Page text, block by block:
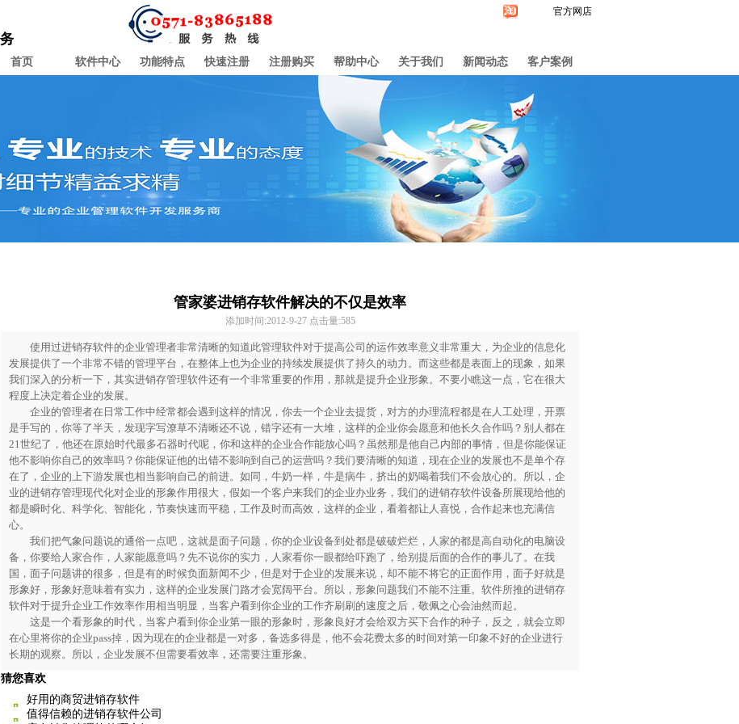
官方网店
首页 软件中心 功能特点 快速注册 注册购买 帮助中心 关于我们 新闻动态 客户案例
管家婆进销存软件解决的不仅是效率
添加时间:2012-9-27 点击量:585
使用过进销存软件的企业管理者非常清晰的知道此管理软件对于提高公司的运作效率意义非常重大，为企业的信息化
发展提供了一个非常不错的管理平台，在整体上也为企业的持续发展提供了持久的动力。而这些都是表面上的现象，如果
我们深入的分析一下，其实进销存管理软件还有一个非常重要的作用，那就是提升企业形象。不要小瞧这一点，它在很大
程度上决定着企业的发展。
企业的管理者在日常工作中经常都会遇到这样的情况，你去一个企业去提货，对方的办理流程都是在人工处理，开票
是手写的，你等了半天，发现字写潦草不清晰还不说，错字还有一大堆，这样的企业你会愿意和他长久合作吗？别人都在
21世纪了，他还在原始时代最多石器时代呢，你和这样的企业合作能放心吗？虽然那是他自己内部的事情，但是你能保证
他不影响你自己的效率吗？你能保证他的出错不影响到自己的运营吗？我们要清晰的知道，现在企业的发展也不是单个存
在了，企业的上下游发展也相当影响自己的前进。如同，牛奶一样，牛是病牛，挤出的奶喝着我们不会放心的。所以，企
业的进销存管理现代化对企业的形象作用很大，假如一个客户来我们的企业办业务，我们的进销存软件设备所展现给他的
都是瞬时化、科学化、智能化，节奏快速而平稳，工作及时而高效，这样的企业，看着都让人喜悦，合作起来也充满信
心。
我们把气象问题说的通俗一点吧，这就是面子问题，你的企业设备到处都是破破烂烂，人家的都是高自动化的电脑设
备，你要给人家合作，人家能愿意吗？先不说你的实力，人家看你一眼都给吓跑了，给别提后面的合作的事儿了。在我
国，面子问题讲的很多，但是有的时候负面新闻不少，但是对于企业的发展来说，却不能不将它的正面作用，面子好就是
形象好，形象好意味着有实力，这样的企业发展门路才会宽阔平台。所以，形象问题我们不能不注重。软件所推的进销存
软件对于提升企业工作效率作用相当明显，当客户看到你企业的工作齐刷刷的速度之后，敬佩之心会油然而起。
这是一个看形象的时代，当客户看到你企业第一眼的形象时，形象良好才会给双方买下合作的种子，反之，就会立即
在心里将你的企业pass掉，因为现在的企业都是一对多，备选多得是，他不会花费太多的时间对第一印象不好的企业进行
长期的观察。所以，企业发展不但需要看效率，还需要注重形象。
猜您喜欢
好用的商贸进销存软件
值得信赖的进销存软件公司